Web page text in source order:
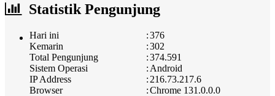
Statistik Pengunjung
Hari ini :376
Kemarin
:302
Total Pengunjung
:374.591
Sistem Operasi
: Android
IP Address
: 216.73.217.6
Browser
:Chrome 131.0.0.0